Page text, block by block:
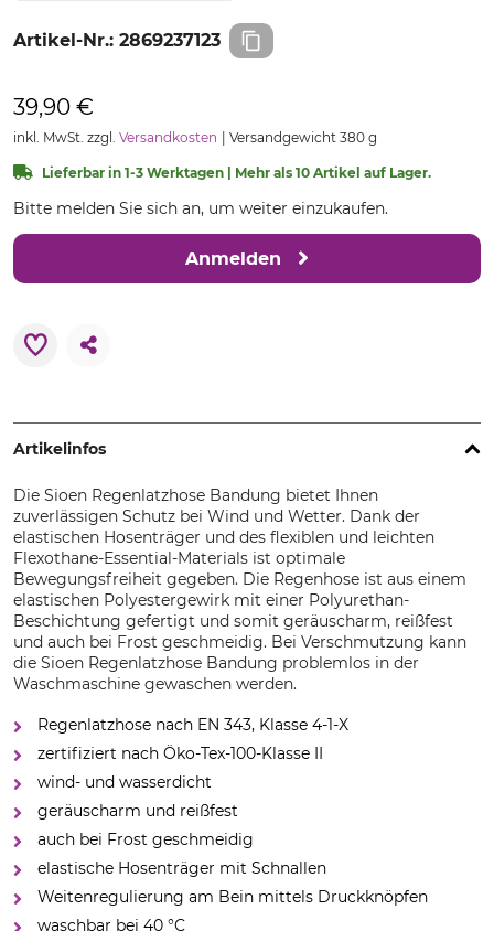
Artikel-Nr.: 2869237123
39,90 €
inkl. MwSt. zzgl. Versandkosten Versandgewicht 380 g
Lieferbar in 1-3 Werktagen | Mehr als 10 Artikel auf Lager.
Bitte melden Sie sich an, um weiter einzukaufen.
Anmelden
Artikelinfos
Die Sioen Regenlatzhose Bandung bietet Ihnen
zuverlässigen Schutz bei Wind und Wetter. Dank der
elastischen Hosenträger und des flexiblen und leichten
Flexothane-Essential-Materials ist optimale
Bewegungsfreiheit gegeben. Die Regenhose ist aus einem
elastischen Polyestergewirk mit einer Polyurethan-
Beschichtung gefertigt und somit geräuscharm, reißfest
und auch bei Frost geschmeidig. Bei Verschmutzung kann
die Sioen Regenlatzhose Bandung problemlos in der
Waschmaschine gewaschen werden.
Regenlatzhose nach EN 343, Klasse 4-1-X
zertifiziert nach Öko-Tex-100-Klasse II
wind- und wasserdicht
geräuscharm und reißfest
auch bei Frost geschmeidig
elastische Hosenträger mit Schnallen
Weitenregulierung am Bein mittels Druckknöpfen
waschbar bei 40 °C